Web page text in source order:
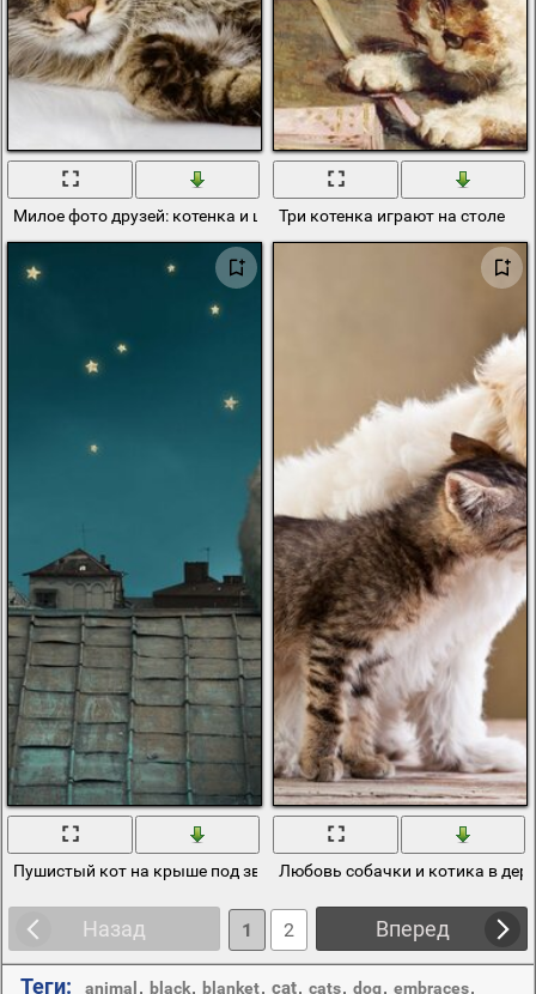
Милое фото друзей: котенка и щенкаТри котенка играют на столе
Пушистый кот на крыше под звездамиЛюбовь собачки и котика в
Назад Вперед
1 2
Теги: animal , black, blanket, cat, cats, dog, embraces,